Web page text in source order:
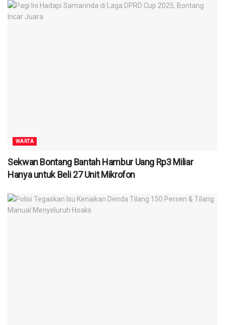
WARTA
Sekwan Bontang Bantah Hambur Uang Rp3 Miliar
Hanya untuk Beli 27 Unit Mikrofon